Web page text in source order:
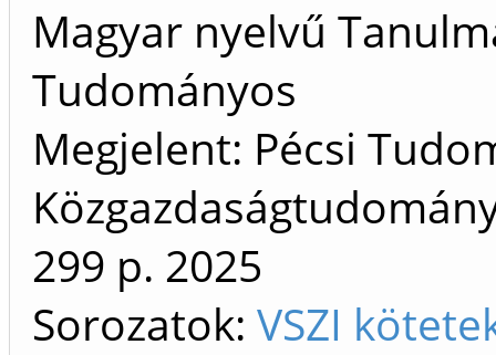
Magyar nyelvű
Tudományos
Megjelent: Pécsi
299 p. 2025
Sorozatok: VSZI